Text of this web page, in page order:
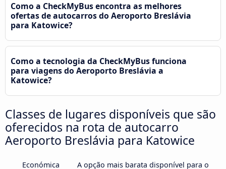
Como a CheckMyBus encontra as melhores
ofertas de autocarros do Aeroporto Breslávia
para Katowice?
Como a tecnologia da CheckMyBus funciona
para viagens do Aeroporto Breslávia a
Katowice?
Classes de lugares disponíveis que são
oferecidos na rota de autocarro
Aeroporto Breslávia para Katowice
Económica
A opção mais barata disponível para o